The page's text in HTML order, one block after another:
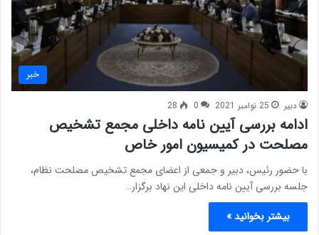
خبر
دبیر 25 نوامبر 2021 0
28
ادامه بررسی آیین نامه داخلی مجمع تشخیص
مصلحت در کمیسیون امور خاص
با حضور رئیس، دبیر و جمعی از اعضای مجمع تشخیص مصلحت نظام،
جلسه بررسی آیین نامه داخلی این نهاد برگزار…
بیشتر بخوانید »